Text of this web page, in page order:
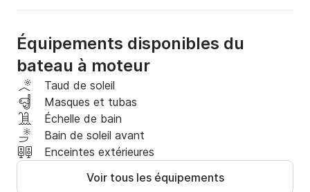
Cales à visiter :
Cala Major, Cas Catala, Illetas, Portals, Punta Negra,
Palma Nova, Magaluf, Cala Falco, Cala Mago et
autres criques à proximité.
Nous vous expliquerons le fonctionnement du bateau
et les consignes de sécurité de base. Nous vous
conseillerons également sur les meilleurs endroits à
visiter et les meilleurs moments pour y aller.
Équipements disponibles du
bateau à moteur
Taud de soleil
Masques et tubas
Échelle de bain
Bain de soleil avant
Enceintes extérieures
Voir tous les équipements